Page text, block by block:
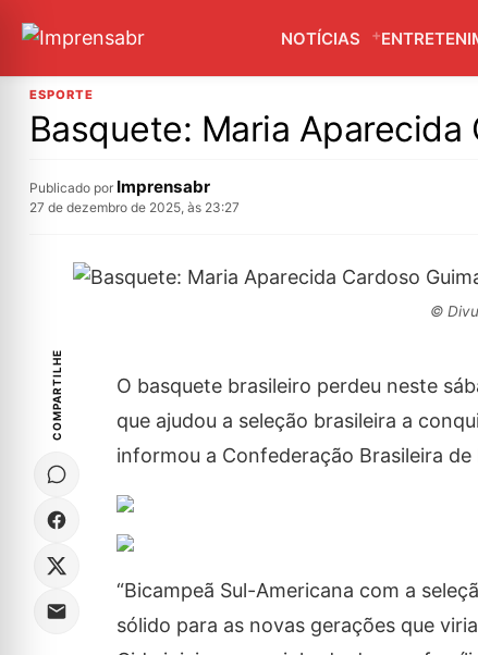
NOTÍCIAS
ESPORTE
Basquete: Maria
Publicado por Imprensabr
27 de dezembro de 2025, às 23:27
©
COMPARTILHE
O basquete brasileiro perdeu neste
que ajudou a seleção brasileira a
informou a Confederação Brasileira de
“Bicampeã Sul-Americana com a
sólido para as novas gerações que